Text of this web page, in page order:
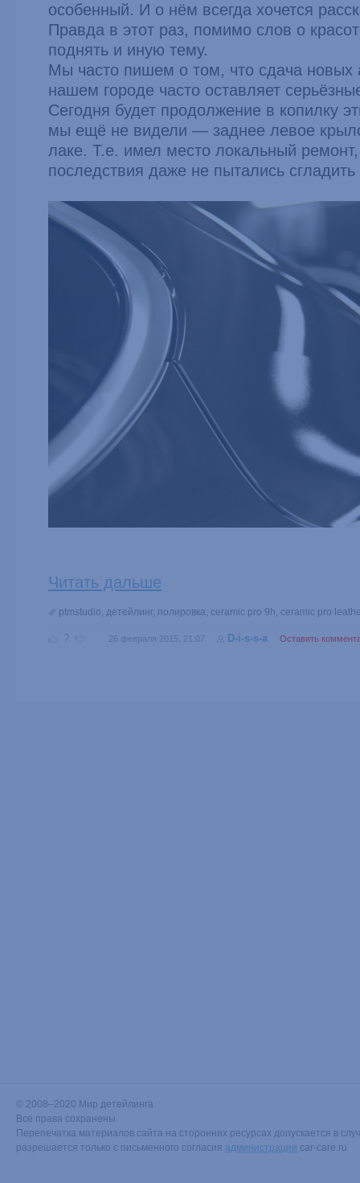
особенный. И о нём всегда хочется
Правда в этот раз, помимо слов о
поднять и иную тему.
Мы часто пишем о том, что сдача новых
нашем городе часто оставляет
Сегодня будет продолжение в копилку
мы ещё не видели — заднее левое
лаке. Т.е. имел место локальный ремонт,
последствия даже не пытались
Читать дальше
ptmstudio, детейлинг, полировка, ceramic pro 9h, ceramic pro
? 26 февраля 2015, 21:07 D-i-s-s-a Оставить
© 2008–2020 Мир детейлинга
Все права сохранены.
Перепечатка материалов сайта на сторонних ресурсах допускается в
разрешается только с письменного согласия администрации car-care.ru